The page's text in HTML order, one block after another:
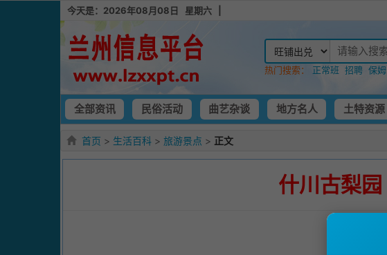
今天是：2026年08月08日 星期六 |
热门搜索： 正常班 招聘 保姆
全部资讯 民俗活动 曲艺杂谈 地方名人 土特资源
首页 > 生活百科 > 旅游景点 > 正文
什川古梨园